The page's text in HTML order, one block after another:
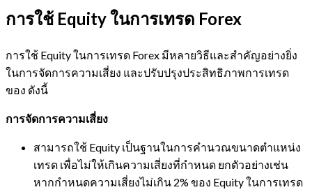
การใช้ Equity ในการเทรด Forex
การใช้ Equity ในการเทรด Forex มีหลายวิธีและสำคัญอย่างยิ่ง
ในการจัดการความเสี่ยง และปรับปรุงประสิทธิภาพการเทรด
ของ ดังนี้
การจัดการความเสี่ยง
สามารถใช้ Equity เป็นฐานในการคำนวณขนาดตำแหน่ง
เทรด เพื่อไม่ให้เกินความเสี่ยงที่กำหนด ยกตัวอย่างเช่น
หากกำหนดความเสี่ยงไม่เกิน 2% ของ Equity ในการเทรด